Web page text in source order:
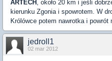
ARTECH
, około 20 km i jeśli
kierunku Zgonia i spowrotem. W
Królówce potem nawrotka i
jedroll1
02 mar 2012